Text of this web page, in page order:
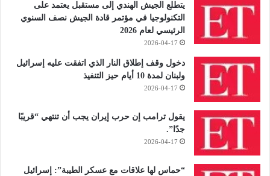
يتطلع الجيش الهندي إلى مستقبل يعتمد على
التكنولوجيا في مؤتمر قادة الجيش نصف السنوي
الرئيسي لعام 2026
2026-04-17
دخول وقف إطلاق النار الذي اتفقت عليه إسرائيل
ولبنان لمدة 10 أيام حيز التنفيذ
2026-04-17
يقول ترامب إن حرب إيران يجب أن تنتهي “قريبًا
جدًا”.
2026-04-17
“حماس لها علاقات مع عسكر الطيبة”: إسرائيل